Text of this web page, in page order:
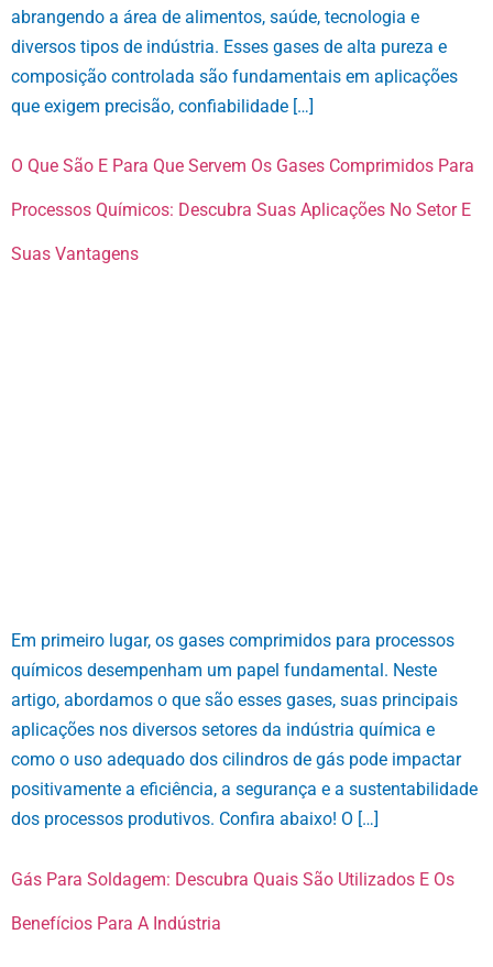
abrangendo a área de alimentos, saúde, tecnologia e
diversos tipos de indústria. Esses gases de alta pureza e
composição controlada são fundamentais em aplicações
que exigem precisão, confiabilidade […]
O Que São E Para Que Servem Os Gases Comprimidos Para
Processos Químicos: Descubra Suas Aplicações No Setor E
Suas Vantagens
Em primeiro lugar, os gases comprimidos para processos
químicos desempenham um papel fundamental. Neste
artigo, abordamos o que são esses gases, suas principais
aplicações nos diversos setores da indústria química e
como o uso adequado dos cilindros de gás pode impactar
positivamente a eficiência, a segurança e a sustentabilidade
dos processos produtivos. Confira abaixo! O […]
Gás Para Soldagem: Descubra Quais São Utilizados E Os
Benefícios Para A Indústria